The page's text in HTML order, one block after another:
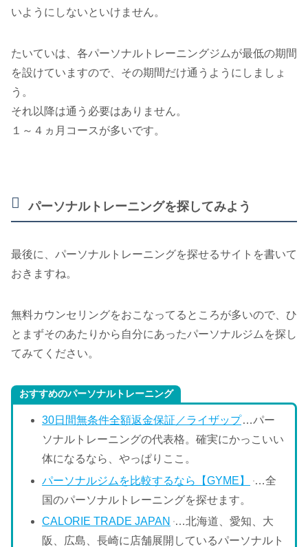
いようにしないといけません。
たいていは、各パーソナルトレーニングジムが最低の期間
を設けていますので、その期間だけ通うようにしましょ
う。
それ以降は通う必要はありません。
１～４ヵ月コースが多いです。
パーソナルトレーニングを探してみよう
最後に、パーソナルトレーニングを探せるサイトを書いて
おきますね。
無料カウンセリングをおこなってるところが多いので、ひ
とまずそのあたりから自分にあったパーソナルジムを探し
てみてください。
おすすめのパーソナルトレーニング
30日間無条件全額返金保証／ライザップ…パー
ソナルトレーニングの代表格。確実にかっこいい
体になるなら、やっぱりここ。
パーソナルジムを比較するなら【GYME】
…全
国のパーソナルトレーニングを探せます。
CALORIE TRADE JAPAN …北海道、愛知、大
阪、広島、長崎に店舗展開しているパーソナルト